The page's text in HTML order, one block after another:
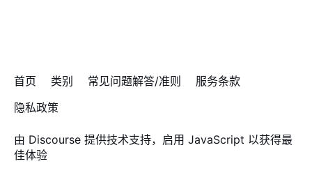
首页 类别 常见问题解答/准则
服务条款
隐私政策
由 Discourse 提供技术支持，启用 JavaScript 以获得最
佳体验